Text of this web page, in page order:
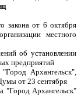
закона от 6 октября
местного
об установлении
предприятий
Архангельск",
от 23 сентября
"Город Архангельск"